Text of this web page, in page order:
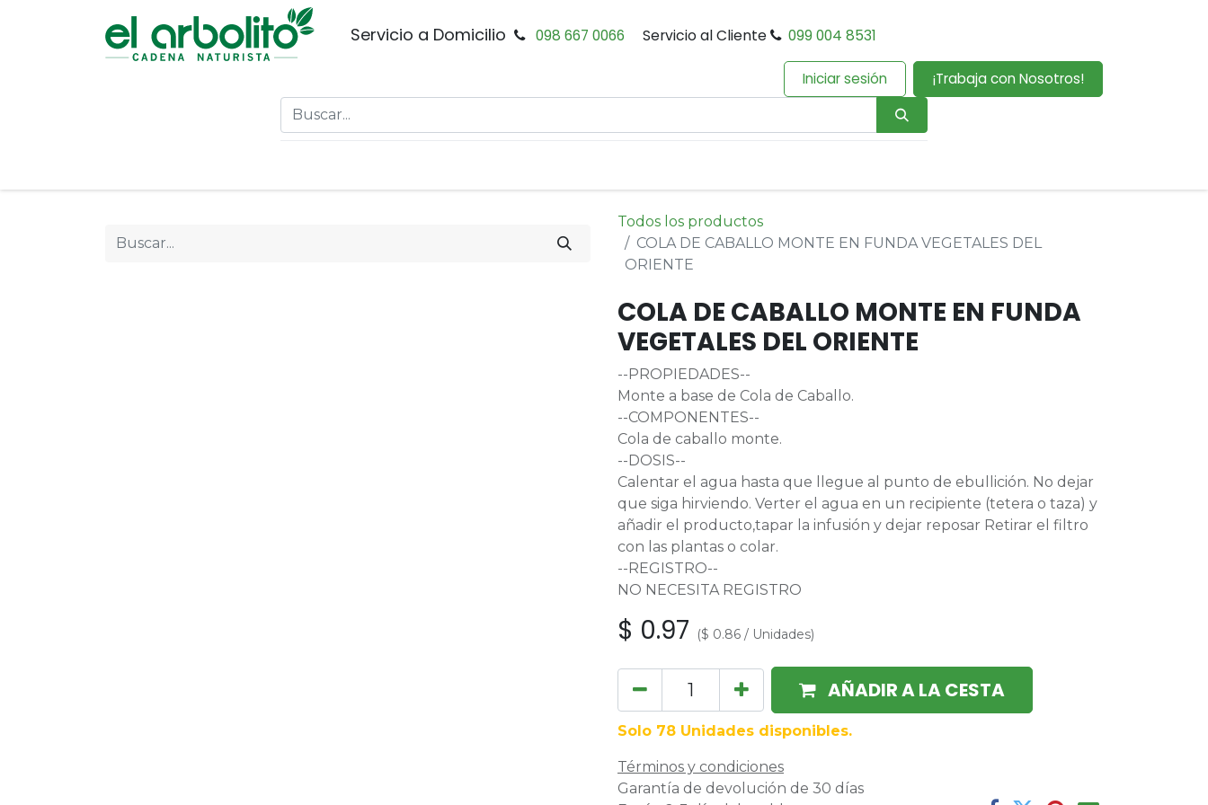
Servicio a Domicilio 098 667 0066 Servicio al Cliente 099 004 8531
Iniciar sesión ¡Trabaja con Nosotros!
Todos los productos
COLA DE CABALLO MONTE EN FUNDA VEGETALES DEL
ORIENTE
COLA DE CABALLO MONTE EN FUNDA
VEGETALES DEL ORIENTE
--PROPIEDADES--
Monte a base de Cola de Caballo.
--COMPONENTES--
Cola de caballo monte.
--DOSIS--
Calentar el agua hasta que llegue al punto de ebullición. No dejar
que siga hirviendo. Verter el agua en un recipiente (tetera o taza) y
añadir el producto,tapar la infusión y dejar reposar Retirar el filtro
con las plantas o colar.
--REGISTRO--
NO NECESITA REGISTRO
$ 0.97 ($ 0.86 / Unidades)
AÑADIR A LA CESTA
Solo 78 Unidades disponibles.
Términos y condiciones
Garantía de devolución de 30 días